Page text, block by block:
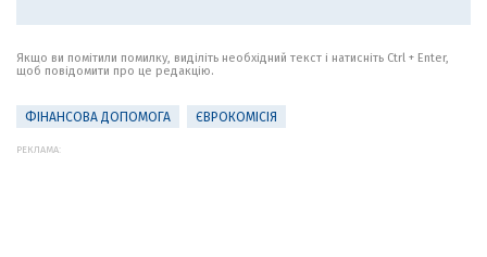
Якщо ви помітили помилку, виділіть необхідний текст і натисніть Ctrl + Enter,
щоб повідомити про це редакцію.
ФІНАНСОВА ДОПОМОГА ЄВРОКОМІСІЯ
РЕКЛАМА: